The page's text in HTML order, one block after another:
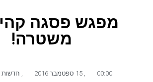
מפגש פסגה
משטרה!
00:00
,
, חדשות